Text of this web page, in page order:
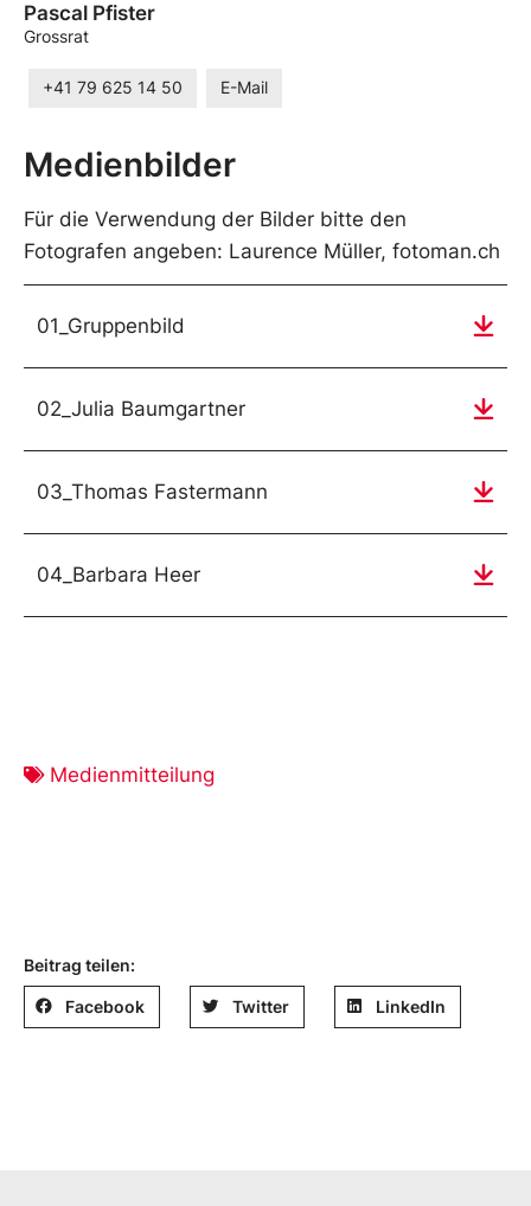
Pascal Pfister
Grossrat
+41 79 625 14 50 E-Mail
Medienbilder
Für die Verwendung der Bilder bitte den
Fotografen angeben: Laurence Müller, fotoman.ch
01_Gruppenbild
02_Julia Baumgartner
03_Thomas Fastermann
04_Barbara Heer
Medienmitteilung
Beitrag teilen:
Facebook Twitter LinkedIn